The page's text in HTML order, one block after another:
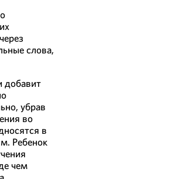
слова,
добавит
убрав
во
в
Ребенок
чем